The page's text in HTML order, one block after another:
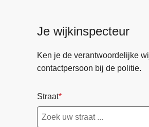
Je wijkinspecteur
Ken je de verantwoordelijke
contactpersoon bij de politie.
Straat